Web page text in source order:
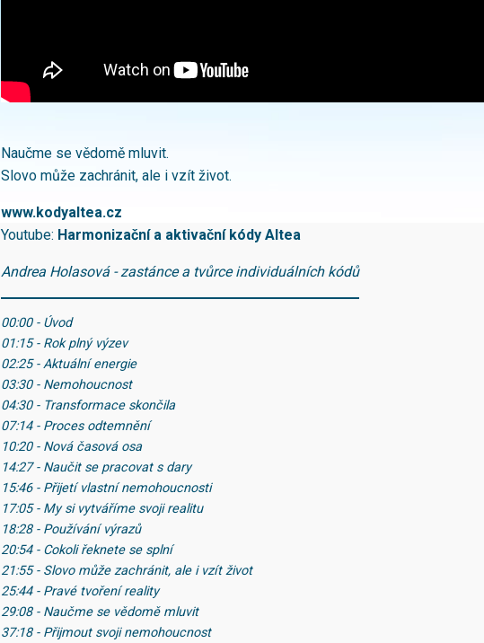
Naučme se vědomě mluvit.
Slovo může zachránit, ale i vzít život.
www.kodyaltea.cz
Youtube: Harmonizační a aktivační kódy Altea
Andrea Holasová - zastánce a tvůrce individuálních kódů
00:00 - Úvod
01:15 - Rok plný výzev
02:25 - Aktuální energie
03:30 - Nemohoucnost
04:30 - Transformace skončila
07:14 - Proces odtemnění
10:20 - Nová časová osa
14:27 - Naučit se pracovat s dary
15:46 - Přijetí vlastní nemohoucnosti
17:05 - My si vytváříme svoji realitu
18:28 - Používání výrazů
20:54 - Cokoli řeknete se splní
21:55 - Slovo může zachránit, ale i vzít život
25:44 - Pravé tvoření reality
29:08 - Naučme se vědomě mluvit
37:18 - Přijmout svoji nemohoucnost